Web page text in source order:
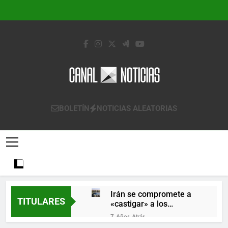
Canal Noticias
Canal Noticias
BOLETÍN NOTICIAS ALEATORIAS
TITULARES
Irán se compromete a
«castigar» a los
responsables de
derribar un avión
7 Años Atrás